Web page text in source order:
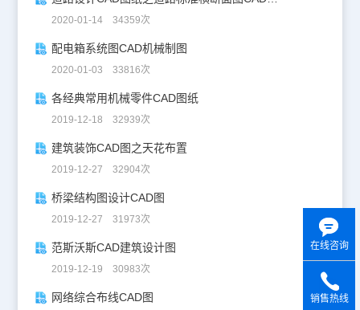
2020-01-14 34359次
配电箱系统图CAD机械制图
2020-01-03 33816次
各经典常用机械零件CAD图纸
2019-12-18 32939次
建筑装饰CAD图之天花布置
2019-12-27 32904次
桥梁结构图设计CAD图
2019-12-27 31973次
范斯沃斯CAD建筑设计图
2019-12-19 30983次
网络综合布线CAD图
在线咨询
销售热线